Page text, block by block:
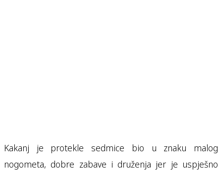
Kakanj je protekle sedmice bio u znaku malog
nogometa, dobre zabave i druženja jer je uspješno